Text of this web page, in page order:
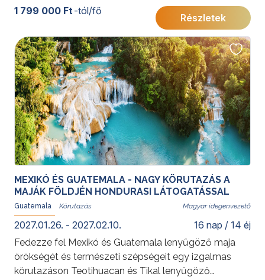
utazás ideális választás azoknak, akik a maja
civilizáció emlékei, a vulkánok, az UNESCO
világörökségi helyszínek és az egzotikus tájak
felfedezését néhány nap karibi feltöltődéssel
szeretnék kiegészíteni.
További érdekességekért Guatemaláról kattintson ide,
Mexikóról pedigide.
1 799 000 Ft-tól/fő
Részletek
MEXIKÓ ÉS GUATEMALA - NAGY KÖRUTAZÁS A
MAJÁK FÖLDJÉN HONDURASI LÁTOGATÁSSAL
Guatemala Magyar idegenvezető
2027.01.26. - 2027.02.10. 16 nap / 14 éj
Fedezze fel Mexikó és Guatemala lenyűgöző maja
örökségét és természeti szépségeit egy izgalmas
körutazáson Teotihuacan és Tikal lenyűgöző